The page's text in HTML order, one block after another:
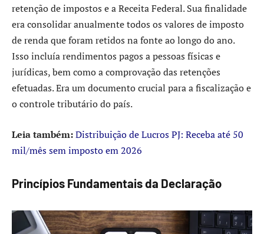
retenção de impostos e a Receita Federal. Sua finalidade
era consolidar anualmente todos os valores de imposto
de renda que foram retidos na fonte ao longo do ano.
Isso incluía rendimentos pagos a pessoas físicas e
jurídicas, bem como a comprovação das retenções
efetuadas. Era um documento crucial para a fiscalização e
o controle tributário do país.
Leia também:Distribuição de Lucros PJ: Receba até 50
mil/mês sem imposto em 2026
Princípios Fundamentais da Declaração